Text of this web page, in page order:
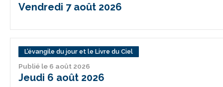
Vendredi 7 août 2026
L’évangile du jour et le Livre du Ciel
Publié le 6 août 2026
Jeudi 6 août 2026